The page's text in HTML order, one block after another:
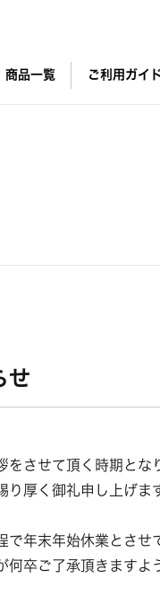
商品一覧 ご利用ガイド
せ
をさせて頂く時期とな
厚く御礼申し上げま
で年末年始休業とさせ
何卒ご了承頂きますよ